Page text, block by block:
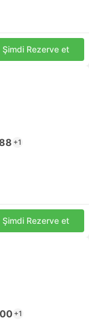
Şimdi Rezerve et
+1
Şimdi Rezerve et
+1